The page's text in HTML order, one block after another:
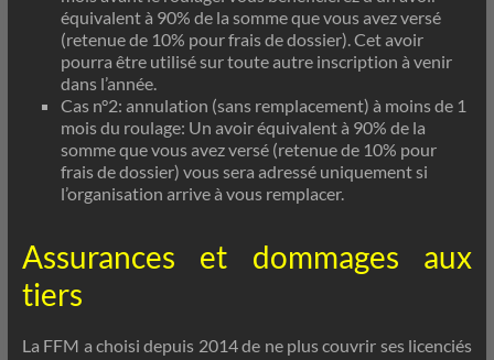
équivalent à 90% de la somme que vous avez versé
(retenue de 10% pour frais de dossier). Cet avoir
pourra être utilisé sur toute autre inscription à venir
dans l’année.
Cas n°2: annulation (sans remplacement) à moins de 1
mois du roulage: Un avoir équivalent à 90% de la
somme que vous avez versé (retenue de 10% pour
frais de dossier) vous sera adressé uniquement si
l’organisation arrive à vous remplacer.
Assurances et dommages aux
tiers
La FFM a choisi depuis 2014 de ne plus couvrir ses licenciés